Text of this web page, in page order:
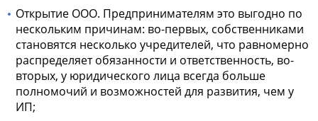
Открытие ООО. Предпринимателям это выгодно по
нескольким причинам: во-первых, собственниками
становятся несколько учредителей, что равномерно
распределяет обязанности и ответственность, во-
вторых, у юридического лица всегда больше
полномочий и возможностей для развития, чем у
ИП;